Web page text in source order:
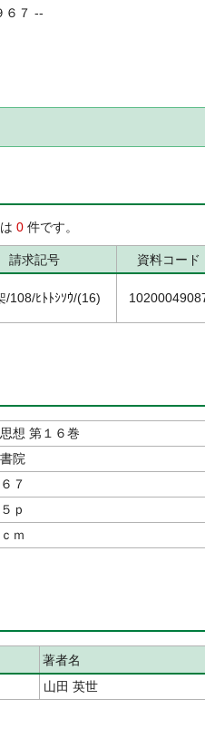
６７ --
0 件です。
請求記号 資料コード
/108/ﾋﾄﾄｼｿｳ/(16)
想 第１６巻
院
７
ｐ
ｍ
著者名
山田 英世